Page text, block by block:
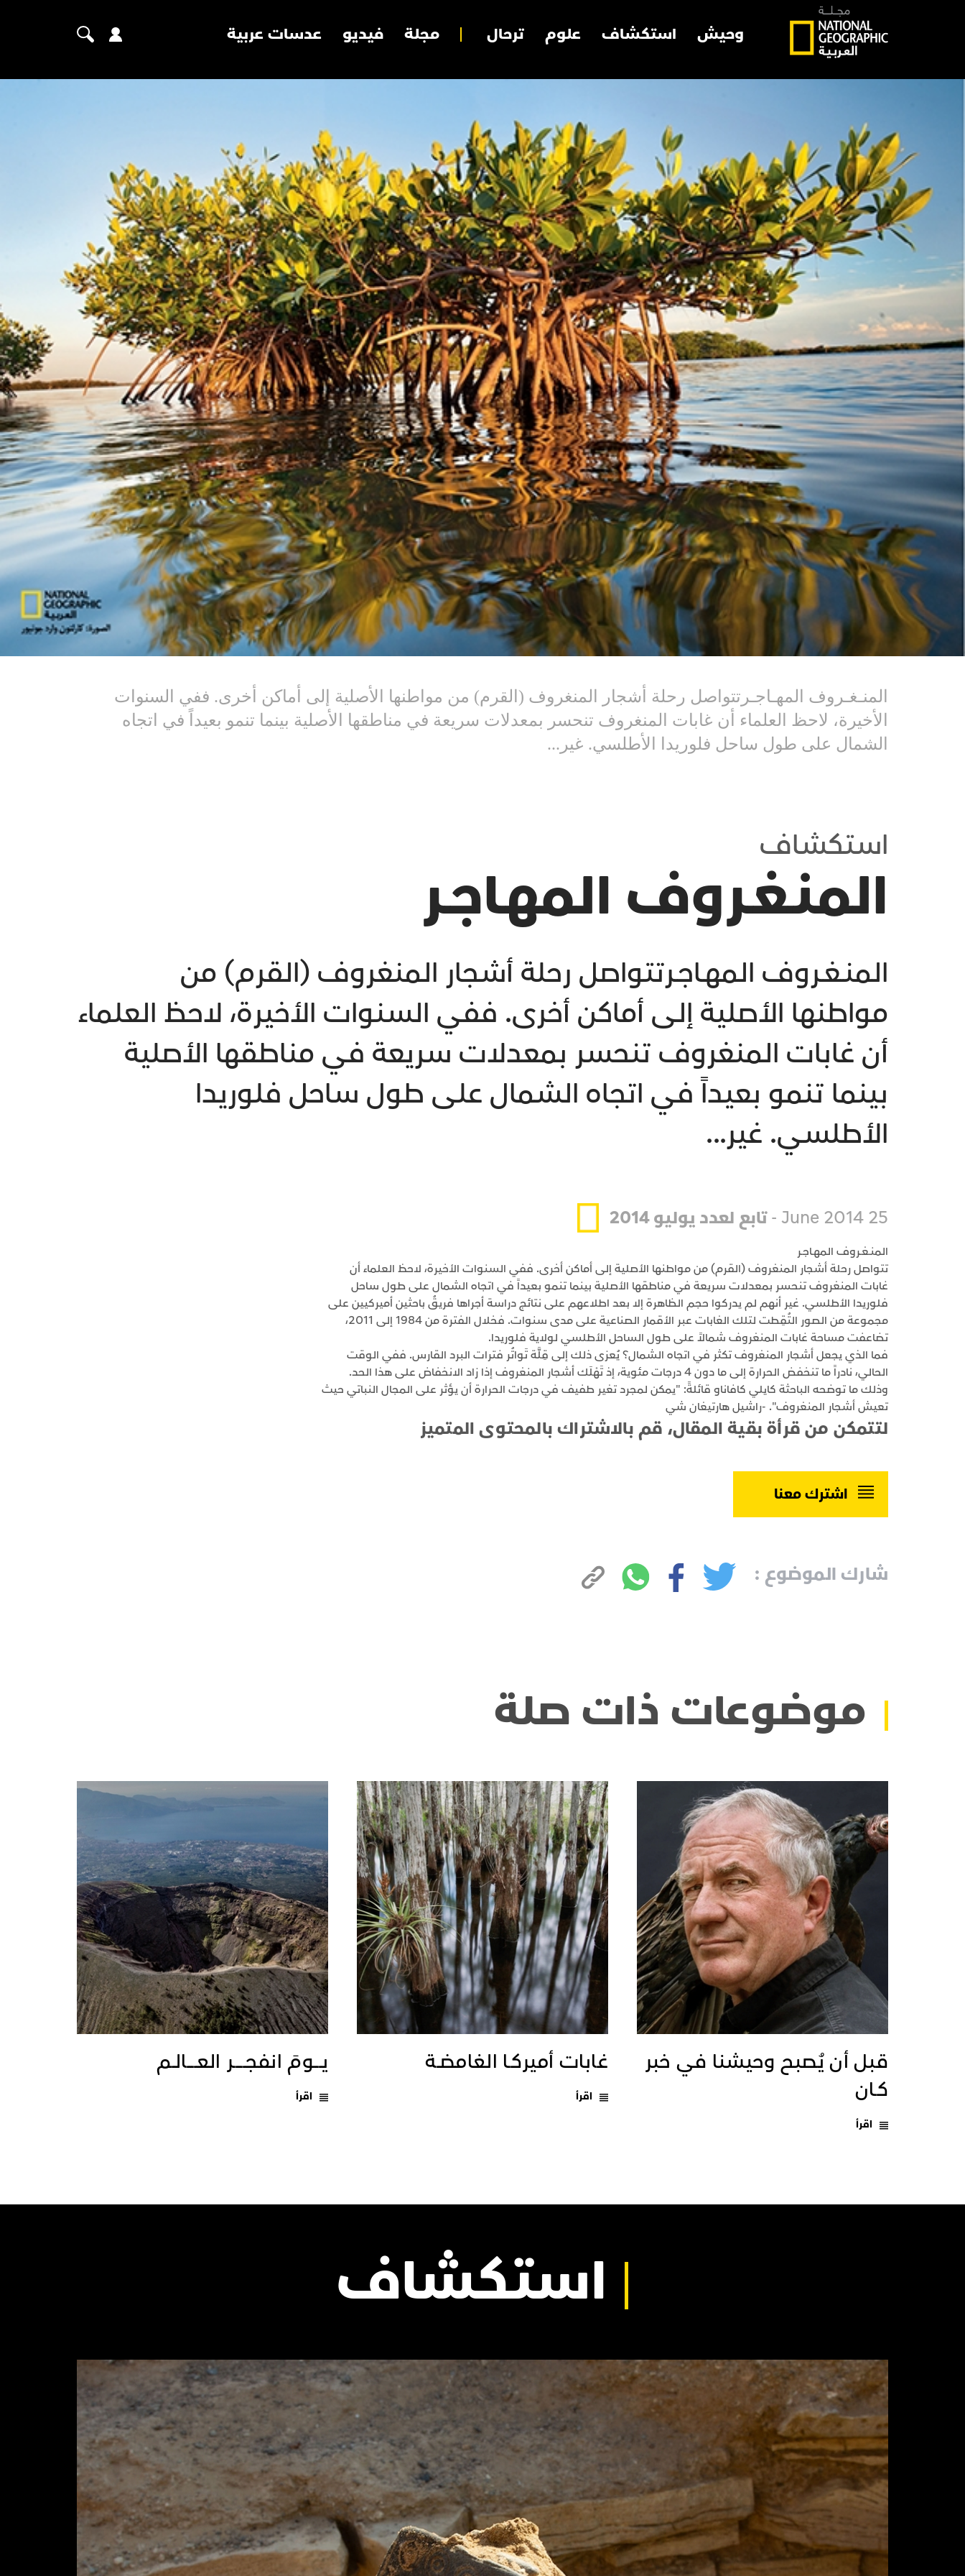
وحيش استكشاف علوم ترحال مجلة فيديو عدسات عربية
المنـغـروف المهـاجـرتتواصل رحلة أشجار المنغروف (القرم) من مواطنها الأصلية إلى أماكن أخرى. ففي السنوات
الأخيرة، لاحظ العلماء أن غابات المنغروف تنحسر بمعدلات سريعة في مناطقها الأصلية بينما تنمو بعيداً في اتجاه
الشمال على طول ساحل فلوريدا الأطلسي. غير...
استكشاف
المنـغـروف المهـاجـر
المنـغـروف المهـاجـرتتواصل رحلة أشجار المنغروف (القرم) من
مواطنها الأصلية إلى أماكن أخرى. ففي السنوات الأخيرة، لاحظ العلماء
أن غابات المنغروف تنحسر بمعدلات سريعة في مناطقها الأصلية
بينما تنمو بعيداً في اتجاه الشمال على طول ساحل فلوريدا
الأطلسي. غير...
25 June 2014 - تابع لعدد يوليو 2014
المنـغـروف المهـاجـر
تتواصل رحلة أشجار المنغروف (القرم) من مواطنها الأصلية إلى أماكن أخرى. ففي السنوات الأخيرة، لاحظ العلماء أن
غابات المنغروف تنحسر بمعدلات سريعة في مناطقها الأصلية بينما تنمو بعيداً في اتجاه الشمال على طول ساحل
فلوريدا الأطلسي. غير أنهم لم يدركوا حجم الظاهرة إلا بعد اطلاعهم على نتائج دراسة أجراها فريقُ باحثين أميركيين على
مجموعة من الصور التُقِطت لتلك الغابات عبر الأقمار الصناعية على مدى سنوات. فخلال الفترة من 1984 إلى 2011،
تضاعفت مساحة غابات المنغروف شمالاً على طول الساحل الأطلسي لولاية فلوريدا.
فما الذي يجعل أشجار المنغروف تكثر في اتجاه الشمال؟ يُعزى ذلك إلى قِلَّة تَواتُر فترات البرد القارس. ففي الوقت
الحالي، نادراً ما تنخفض الحرارة إلى ما دون 4 درجات مئوية، إذ تَهْلَك أشجار المنغروف إذا زاد الانخفاض على هذا الحد.
وذلك ما توضحه الباحثة كايلي كافاناو قائلةً: "يمكن لمجرد تغير طفيف في درجات الحرارة أن يؤثر على المجال النباتي حيث
تعيش أشجار المنغروف". -راشيل هارتيغان شي
لتتمكن من قرأة بقية المقال، قم بالاشتراك بالمحتوى المتميز
اشترك معنا
شارك الموضوع :
موضوعات ذات صلة
قبل أن يُصبح وحيشنا في خبر
كـان
اقرأ
غابات أميركـا الغامضـة
اقرأ
يـــومَ انفجـــــر العــــالـم
اقرأ
استكشاف